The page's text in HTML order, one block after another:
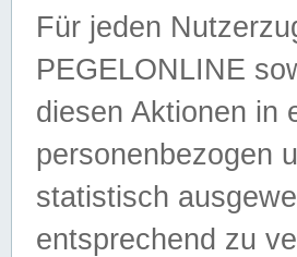
Für jeden
PEGELONLINE
diesen Aktionen in
personenbezogen
statistisch
entsprechend zu